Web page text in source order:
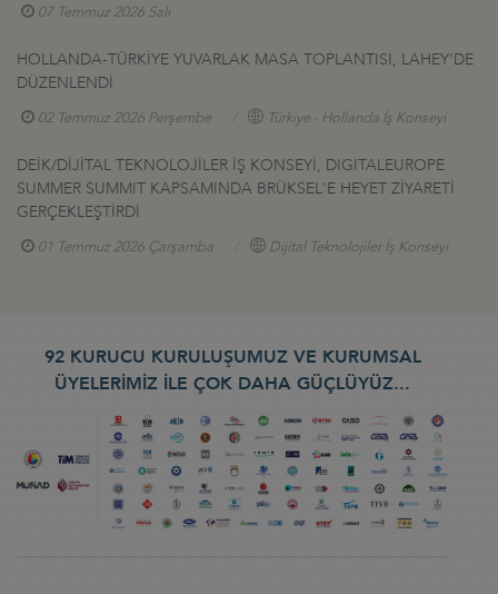
07 Temmuz 2026 Salı
HOLLANDA-TÜRKİYE YUVARLAK MASA TOPLANTISI, LAHEY’DE
DÜZENLENDİ
02 Temmuz 2026 Perşembe Türkiye - Hollanda İş Konseyi
DEİK/DİJİTAL TEKNOLOJİLER İŞ KONSEYİ, DIGITALEUROPE
SUMMER SUMMIT KAPSAMINDA BRÜKSEL'E HEYET ZİYARETİ
GERÇEKLEŞTİRDİ
01 Temmuz 2026 Çarşamba Dijital Teknolojiler İş Konseyi
92 KURUCU KURULUŞUMUZ VE KURUMSAL
ÜYELERİMİZ İLE ÇOK DAHA GÜÇLÜYÜZ...